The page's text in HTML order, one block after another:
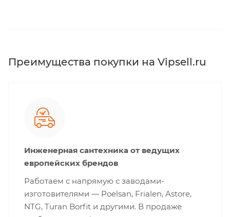
Преимущества покупки на Vipsell.ru
Инженерная сантехника от ведущих
европейских брендов
Работаем с напрямую с заводами-
изготовителями — Poelsan, Frialen, Astore,
NTG, Turan Borfit и другими. В продаже